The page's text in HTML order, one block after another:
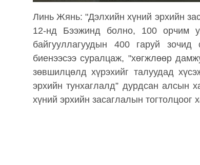
Линь Жянь: "Дэлхийн хүний ​​эрхийн
12-нд Бээжинд болно, 100 орчим
байгууллагуудын 400 гаруй
биенээсээ суралцаж, "хөгжлөөр
зөвшилцөлд хүрэхийг талуудад
эрхийн тунхаглалд” дурдсан алсын
хүний ​​эрхийн засаглалын тогтолцоог